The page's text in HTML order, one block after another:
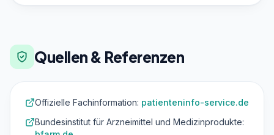
Quellen & Referenzen
Offizielle Fachinformation: patienteninfo-service.de
Bundesinstitut für Arzneimittel und Medizinprodukte: